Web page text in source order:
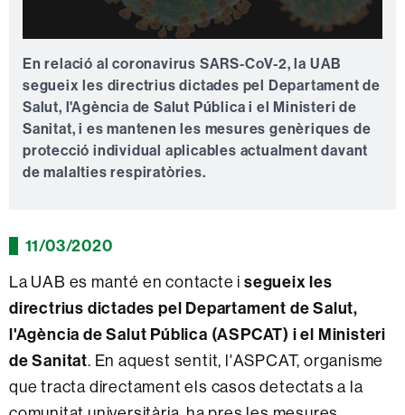
seconds
of
0
seconds
En relació al coronavirus SARS-CoV-2, la UAB
segueix les directrius dictades pel Departament de
Salut, l'Agència de Salut Pública i el Ministeri de
Sanitat, i es mantenen les mesures genèriques de
protecció individual aplicables actualment davant
de malalties respiratòries.
11/03/2020
La UAB es manté en contacte i segueix les
directrius dictades pel Departament de Salut,
l'Agència de Salut Pública (ASPCAT) i el Ministeri
de Sanitat. En aquest sentit, l'ASPCAT, organisme
que tracta directament els casos detectats a la